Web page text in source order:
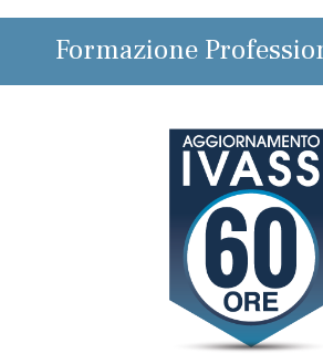
Formazione